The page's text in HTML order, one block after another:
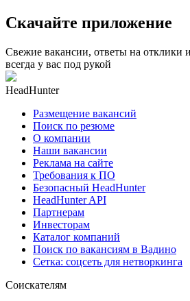
Скачайте приложение
Свежие вакансии, ответы на отклики
всегда у вас под рукой
HeadHunter
Размещение вакансий
Поиск по резюме
О компании
Наши вакансии
Реклама на сайте
Требования к ПО
Безопасный HeadHunter
HeadHunter API
Партнерам
Инвесторам
Каталог компаний
Поиск по вакансиям в Вадино
Сетка: соцсеть для нетворкинга
Соискателям